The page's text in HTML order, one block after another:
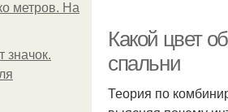
метров. На
значок.
Какой цвет
спальни
Теория по